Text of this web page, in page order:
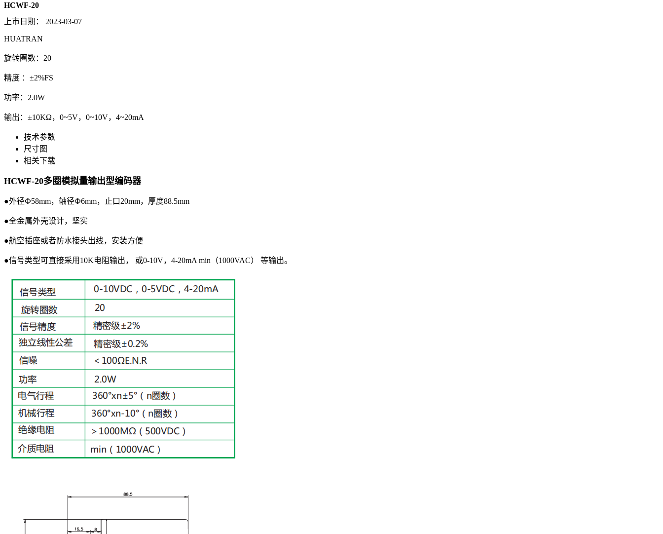
HCWF-20
上市日期： 2023-03-07
HUATRAN
旋转圈数：20
精度 ：±2%FS
功率：2.0W
输出：±10KΩ，0~5V，0~10V，4~20mA
技术参数
尺寸图
相关下载
HCWF-20多圈模拟量输出型编码器
●外径Ф58mm，轴径Ф6mm，止口20mm，厚度88.5mm
●全金属外壳设计，坚实
●航空插座或者防水接头出线，安装方便
●信号类型可直接采用10K电阻输出， 或0-10V，4-20mA min（1000VAC） 等输出。